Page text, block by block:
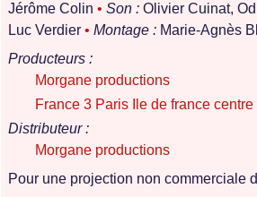
Jérôme Colin • Son : Olivier Cuinat,
Luc Verdier • Montage : Marie-Agnès
Producteurs :
Morgane productions
France 3 Paris Ile de france centre
Distributeur :
Morgane productions
Pour une projection non commerciale